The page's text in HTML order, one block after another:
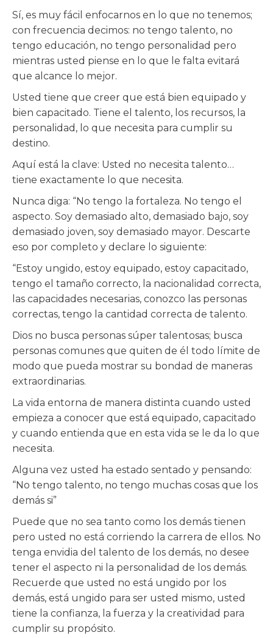
Sí, es muy fácil enfocarnos en lo que no tenemos;
con frecuencia decimos: no tengo talento, no
tengo educación, no tengo personalidad pero
mientras usted piense en lo que le falta evitará
que alcance lo mejor.
Usted tiene que creer que está bien equipado y
bien capacitado. Tiene el talento, los recursos, la
personalidad, lo que necesita para cumplir su
destino.
Aquí está la clave: Usted no necesita talento…
tiene exactamente lo que necesita.
Nunca diga: “No tengo la fortaleza. No tengo el
aspecto. Soy demasiado alto, demasiado bajo, soy
demasiado joven, soy demasiado mayor. Descarte
eso por completo y declare lo siguiente:
“Estoy ungido, estoy equipado, estoy capacitado,
tengo el tamaño correcto, la nacionalidad correcta,
las capacidades necesarias, conozco las personas
correctas, tengo la cantidad correcta de talento.
Dios no busca personas súper talentosas; busca
personas comunes que quiten de él todo límite de
modo que pueda mostrar su bondad de maneras
extraordinarias.
La vida entorna de manera distinta cuando usted
empieza a conocer que está equipado, capacitado
y cuando entienda que en esta vida se le da lo que
necesita.
Alguna vez usted ha estado sentado y pensando:
“No tengo talento, no tengo muchas cosas que los
demás si”
Puede que no sea tanto como los demás tienen
pero usted no está corriendo la carrera de ellos. No
tenga envidia del talento de los demás, no desee
tener el aspecto ni la personalidad de los demás.
Recuerde que usted no está ungido por los
demás, está ungido para ser usted mismo, usted
tiene la confianza, la fuerza y la creatividad para
cumplir su propósito.